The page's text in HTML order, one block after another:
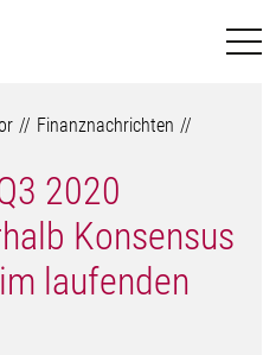
Finanznachrichten
2020
Konsensus
laufenden